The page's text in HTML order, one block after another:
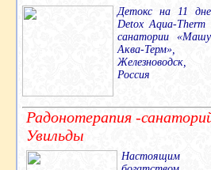
Детокс на 11
Detox Aqua-Therm
санатории
Аква-Терм»,
Железноводск,
Россия
Радонотерапия -
Увильды
Настоящим